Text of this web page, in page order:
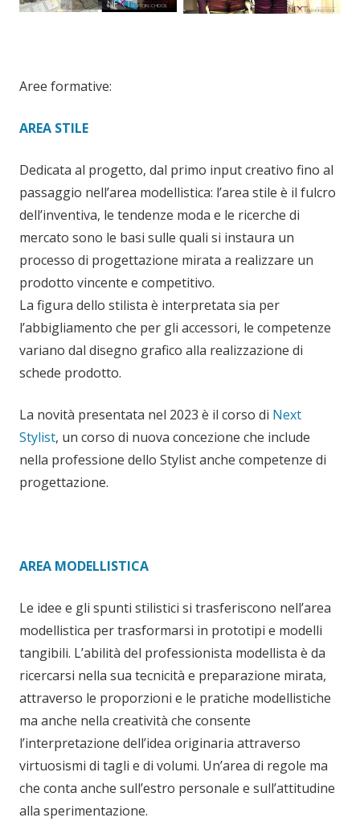
Aree formative:
AREA STILE
Dedicata al progetto, dal primo input creativo fino al
passaggio nell’area modellistica: l’area stile è il fulcro
dell’inventiva, le tendenze moda e le ricerche di
mercato sono le basi sulle quali si instaura un
processo di progettazione mirata a realizzare un
prodotto vincente e competitivo.
La figura dello stilista è interpretata sia per
l’abbigliamento che per gli accessori, le competenze
variano dal disegno grafico alla realizzazione di
schede prodotto.
La novità presentata nel 2023 è il corso di Next
Stylist, un corso di nuova concezione che include
nella professione dello Stylist anche competenze di
progettazione.
AREA MODELLISTICA
Le idee e gli spunti stilistici si trasferiscono nell’area
modellistica per trasformarsi in prototipi e modelli
tangibili. L’abilità del professionista modellista è da
ricercarsi nella sua tecnicità e preparazione mirata,
attraverso le proporzioni e le pratiche modellistiche
ma anche nella creatività che consente
l’interpretazione dell’idea originaria attraverso
virtuosismi di tagli e di volumi. Un’area di regole ma
che conta anche sull’estro personale e sull’attitudine
alla sperimentazione.